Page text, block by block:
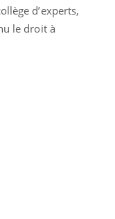
d’experts,
le droit à